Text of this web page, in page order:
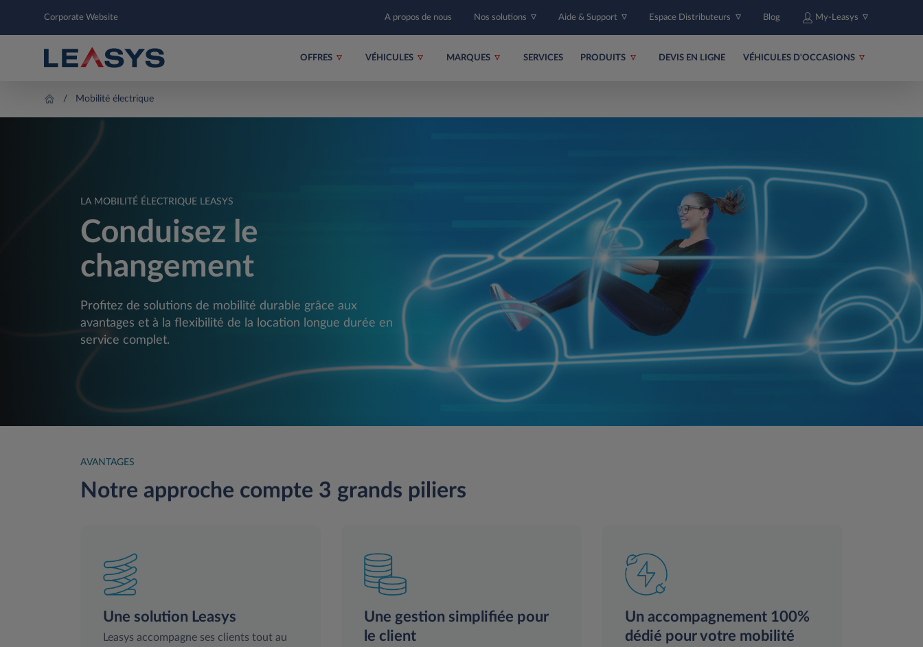
Corporate Website A propos de nous Nos solutions Aide & Support Espace Distributeurs Blog My-Leasys
OFFRES VÉHICULES MARQUES SERVICES PRODUITS DEVIS EN LIGNE VÉHICULES D'OCCASIONS
Mobilité électrique
LA MOBILITÉ ÉLECTRIQUE LEASYS
Conduisez le
changement
Profitez de solutions de mobilité durable grâce aux
avantages et à la flexibilité de la location longue durée en
service complet.
AVANTAGES
Notre approche compte 3 grands piliers
Une solution Leasys
Leasys accompagne ses clients tout au
Une gestion simplifiée pour
le client
Un accompagnement 100%
dédié pour votre mobilité